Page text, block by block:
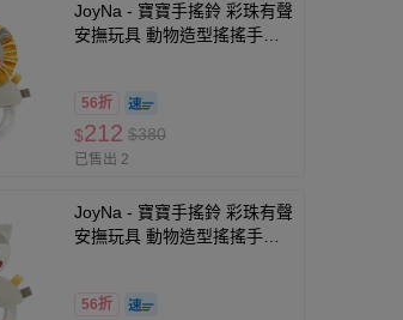
JoyNa - 寶寶手搖鈴 彩珠有聲
安撫玩具 動物造型搖搖手拿
56折
$212 $380
已售出 2
JoyNa - 寶寶手搖鈴 彩珠有聲
安撫玩具 動物造型搖搖手拿
56折